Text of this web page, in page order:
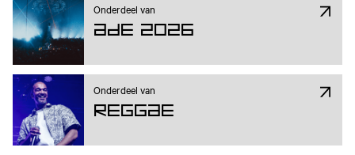
Onderdeel van
ADE 2026
Onderdeel van
Reggae